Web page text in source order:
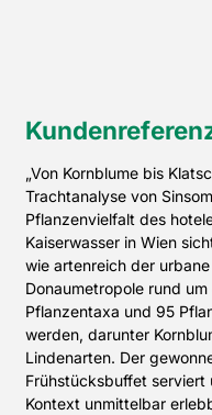
„Von Kornblume bis
Trachtanalyse von
Pflanzenvielfalt des
Kaiserwasser in Wien
wie artenreich der
Donaumetropole rund
Pflanzentaxa und 95
werden, darunter
Lindenarten. Der
Frühstücksbuffet serviert
Kontext unmittelbar